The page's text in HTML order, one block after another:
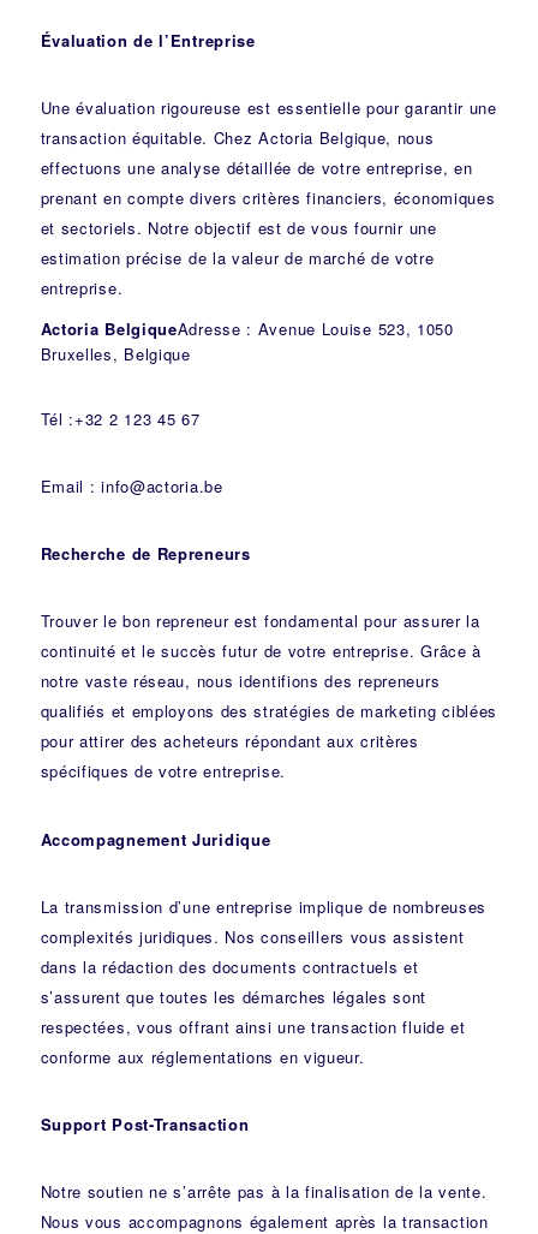
Évaluation de l’Entreprise
Une évaluation rigoureuse est essentielle pour garantir une
transaction équitable. Chez Actoria Belgique, nous
effectuons une analyse détaillée de votre entreprise, en
prenant en compte divers critères financiers, économiques
et sectoriels. Notre objectif est de vous fournir une
estimation précise de la valeur de marché de votre
entreprise.
Actoria BelgiqueAdresse : Avenue Louise 523, 1050
Bruxelles, Belgique
Tél :+32 2 123 45 67
Email : info@actoria.be
Recherche de Repreneurs
Trouver le bon repreneur est fondamental pour assurer la
continuité et le succès futur de votre entreprise. Grâce à
notre vaste réseau, nous identifions des repreneurs
qualifiés et employons des stratégies de marketing ciblées
pour attirer des acheteurs répondant aux critères
spécifiques de votre entreprise.
Accompagnement Juridique
La transmission d’une entreprise implique de nombreuses
complexités juridiques. Nosconseillers vous assistent
dans la rédaction des documents contractuels et
s’assurent que toutes les démarches légales sont
respectées, vous offrant ainsi une transaction fluide et
conforme aux réglementations en vigueur.
Support Post-Transaction
Notre soutien ne s’arrête pas à la finalisation de la vente.
Nous vous accompagnons également après la transaction